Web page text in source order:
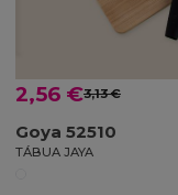
2,56 €3,13 €
Goya 52510
TÁBUA JAYA